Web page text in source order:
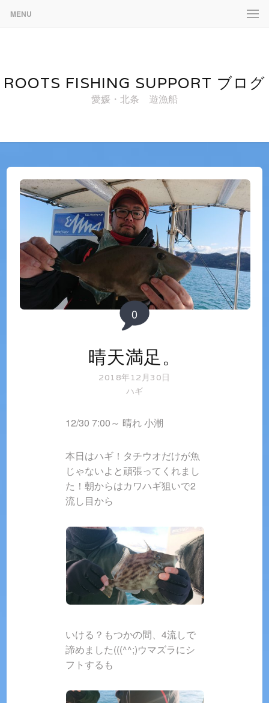
MENU
ROOTS FISHING SUPPORT ブログ
愛媛・北条 遊漁船
0
晴天満足。
2018年12月30日
ハギ
12/30 7:00～ 晴れ 小潮
本日はハギ！タチウオだけが魚
じゃないよと頑張ってくれまし
た！朝からはカワハギ狙いで2
流し目から
いける？もつかの間、4流しで
諦めました(((^^;)ウマズラにシ
フトするも